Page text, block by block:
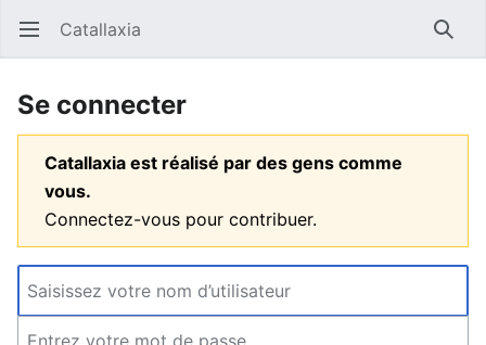
Ouvrir le menu principal Catallaxia
Se connecter
Catallaxia est réalisé par des gens comme
vous.
Connectez-vous pour contribuer.